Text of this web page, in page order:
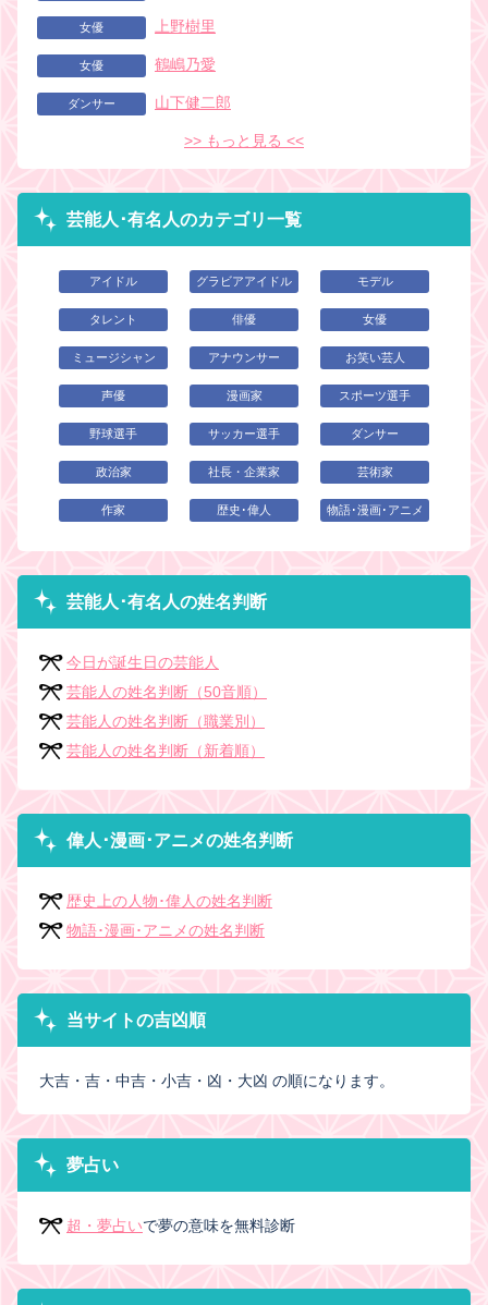
女優 上野樹里
女優 鶴嶋乃愛
ダンサー 山下健二郎
>> もっと見る <<
芸能人･有名人のカテゴリ一覧
アイドル グラビアアイドル モデル
タレント 俳優 女優
ミュージシャン アナウンサー お笑い芸人
声優 漫画家 スポーツ選手
野球選手 サッカー選手 ダンサー
政治家 社長・企業家 芸術家
作家 歴史･偉人 物語･漫画･アニメ
芸能人･有名人の姓名判断
今日が誕生日の芸能人
芸能人の姓名判断（50音順）
芸能人の姓名判断（職業別）
芸能人の姓名判断（新着順）
偉人･漫画･アニメの姓名判断
歴史上の人物･偉人の姓名判断
物語･漫画･アニメの姓名判断
当サイトの吉凶順
大吉・吉・中吉・小吉・凶・大凶 の順になります。
夢占い
超・夢占いで夢の意味を無料診断